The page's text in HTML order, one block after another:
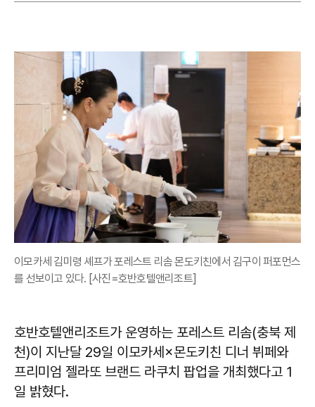
이모카세 김미령 셰프가 포레스트 리솜 몬도키친에서 김구이 퍼포먼스
를 선보이고 있다. [사진=호반호텔앤리조트]
호반호텔앤리조트가 운영하는 포레스트 리솜(충북 제
천)이 지난달 29일 이모카세×몬도키친 디너 뷔페와
프리미엄 젤라또 브랜드 라쿠치 팝업을 개최했다고 1
일 밝혔다.